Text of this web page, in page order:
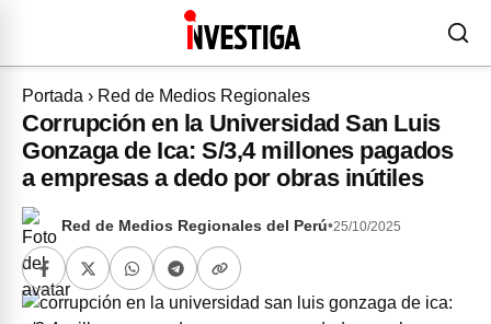
Portada › Red de Medios Regionales
Corrupción en la Universidad San Luis
Gonzaga de Ica: S/3,4 millones pagados
a empresas a dedo por obras inútiles
Red de Medios Regionales del Perú•25/10/2025